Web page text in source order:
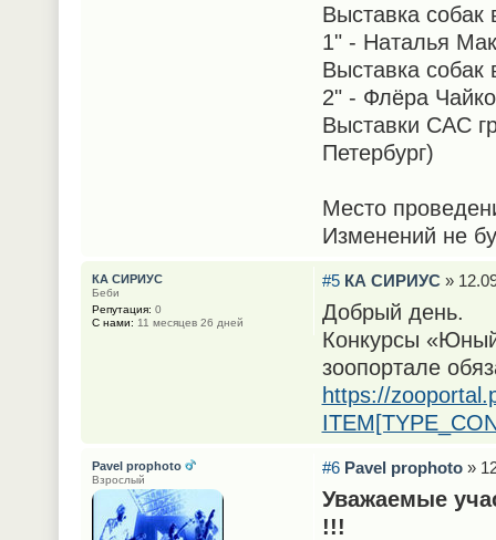
Выставка
1" - Наталья
Выставка
2" - Флёра
Выставки САС
Петербург)
Место
Изменений не
#5 КА СИРИУС»
Добрый день.
Конкурсы
зоопортале
https://
КА СИРИУС
Беби
Репутация: 0
С нами: 11 месяцев 26 дней
#6 Pavel prophoto»
Уважаемые
!!!
Pavel prophoto
Взрослый